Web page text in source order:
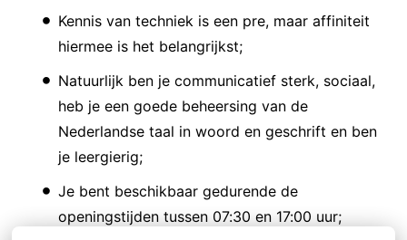
Kennis van techniek is een pre, maar affiniteit
hiermee is het belangrijkst;
Natuurlijk ben je communicatief sterk, sociaal,
heb je een goede beheersing van de
Nederlandse taal in woord en geschrift en ben
je leergierig;
Je bent beschikbaar gedurende de
openingstijden tussen 07:30 en 17:00 uur;